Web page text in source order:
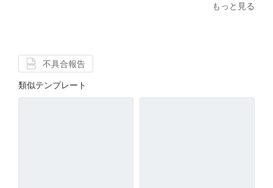
もっと見る
不具合報告
類似テンプレート